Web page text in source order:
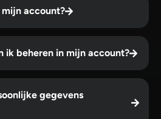
account?
ik beheren in mijn account?
gegevens